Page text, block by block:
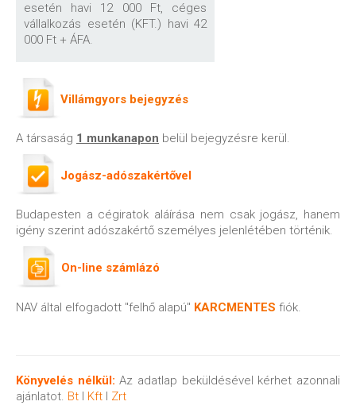
esetén havi 12 000 Ft, céges
vállalkozás esetén (KFT.) havi 42
000 Ft + ÁFA.
Villámgyors bejegyzés
A társaság 1 munkanapon belül bejegyzésre kerül.
Jogász-adószakértővel
Budapesten a cégiratok aláírása nem csak jogász, hanem
igény szerint adószakértő személyes jelenlétében történik.
On-line számlázó
NAV által elfogadott "felhő alapú" KARCMENTES fiók.
Könyvelés nélkül: Az adatlap beküldésével kérhet azonnali
ajánlatot. Bt I Kft I Zrt